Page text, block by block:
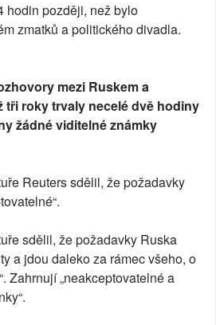
hodin později, než bylo
zmatků a politického divadla.
mezi Ruskem a
tři roky trvaly necelé dvě hodiny
žádné viditelné známky
Reuters sdělil, že požadavky
sdělil, že požadavky Ruska
a jdou daleko za rámec všeho, o
Zahrnují „neakceptovatelné a